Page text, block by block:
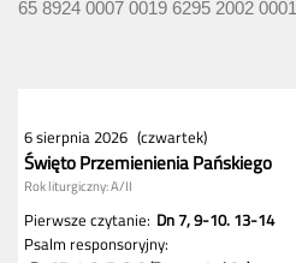
65 8924 0007 0019 6295 2002 0001